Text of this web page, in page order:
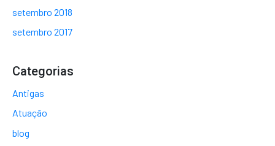
setembro 2018
setembro 2017
Categorias
Antigas
Atuação
blog